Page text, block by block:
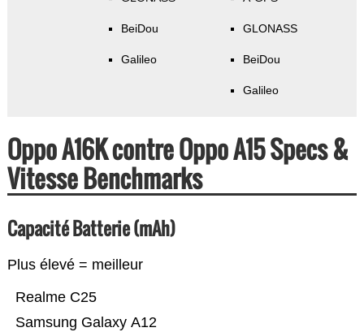
BeiDou
Galileo
GLONASS
BeiDou
Galileo
Oppo A16K contre Oppo A15 Specs &
Vitesse Benchmarks
Capacité Batterie (mAh)
Plus élevé = meilleur
Samsung Galaxy A12
Realme C25